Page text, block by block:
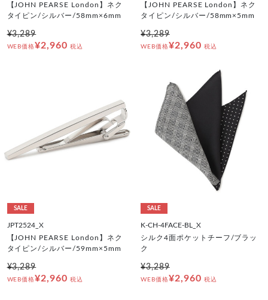
【JOHN PEARSE London】ネク
タイピン/シルバー/58mm×6mm
¥3,289
WEB価格¥2,960 税込
【JOHN PEARSE London】ネク
タイピン/シルバー/58mm×5mm
¥3,289
WEB価格¥2,960 税込
SALE
JPT2524_X
【JOHN PEARSE London】ネク
タイピン/シルバー/59mm×5mm
¥3,289
WEB価格¥2,960 税込
SALE
K-CH-4FACE-BL_X
シルク4面ポケットチーフ/ブラッ
ク
¥3,289
WEB価格¥2,960 税込